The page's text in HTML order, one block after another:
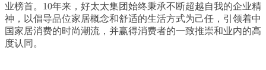
业榜首。10年来，好太太集团始终秉承不断超越自我的企业精
神，以倡导品位家居概念和舒适的生活方式为己任，引领着中
国家居消费的时尚潮流，并赢得消费者的一致推崇和业内的高
度认同。